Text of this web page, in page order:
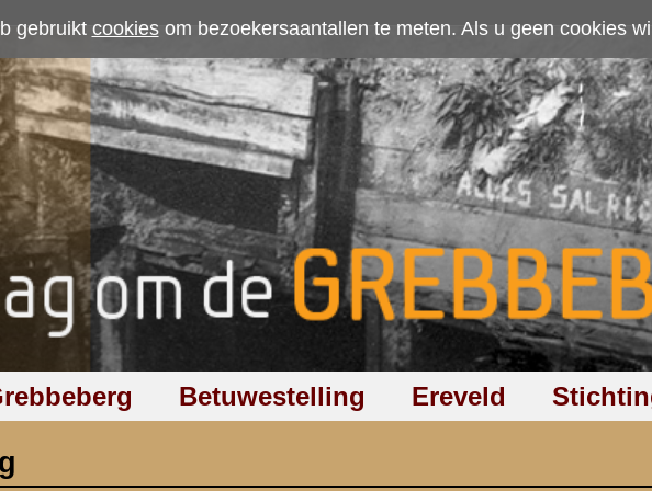
om bezoekersaantallen te meten. Als u geen cookies wilt toestaan kunt u hier klikken Accepteer cookies
Betuwestelling Ereveld Stichting Discussiegroep Zoeken